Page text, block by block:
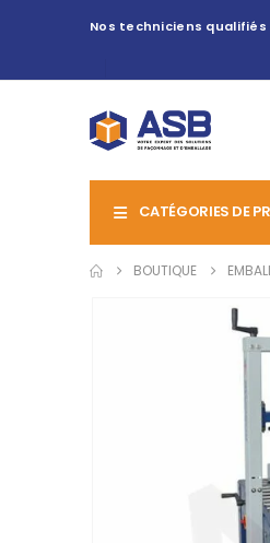
Nos techniciens
CATÉGORIES DE
BOUTIQUE